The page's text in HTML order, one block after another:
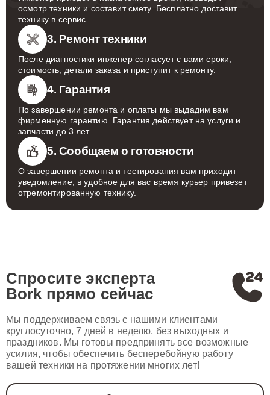
осмотр техники и составит смету. Бесплатно доставит
технику в сервис.
3. Ремонт техники
После диагностики инженер согласует с вами сроки,
стоимость, детали заказа и приступит к ремонту.
4. Гарантия
По завершении ремонта и оплаты мы выдадим вам
фирменную гарантию. Гарантия действует на услуги и
запчасти до 3 лет.
5. Сообщаем о готовности
О завершении ремонта и тестирования вам приходит
уведомление, в удобное для вас время курьер привезет
отремонтированную технику.
Спросите эксперта
Bork прямо сейчас
Мы поддерживаем связь с нашими клиентами
круглосуточно, 7 дней в неделю, без выходных и
праздников. Мы готовы предпринять все возможные
усилия, чтобы обеспечить бесперебойную работу
вашей техники на протяжении многих лет!